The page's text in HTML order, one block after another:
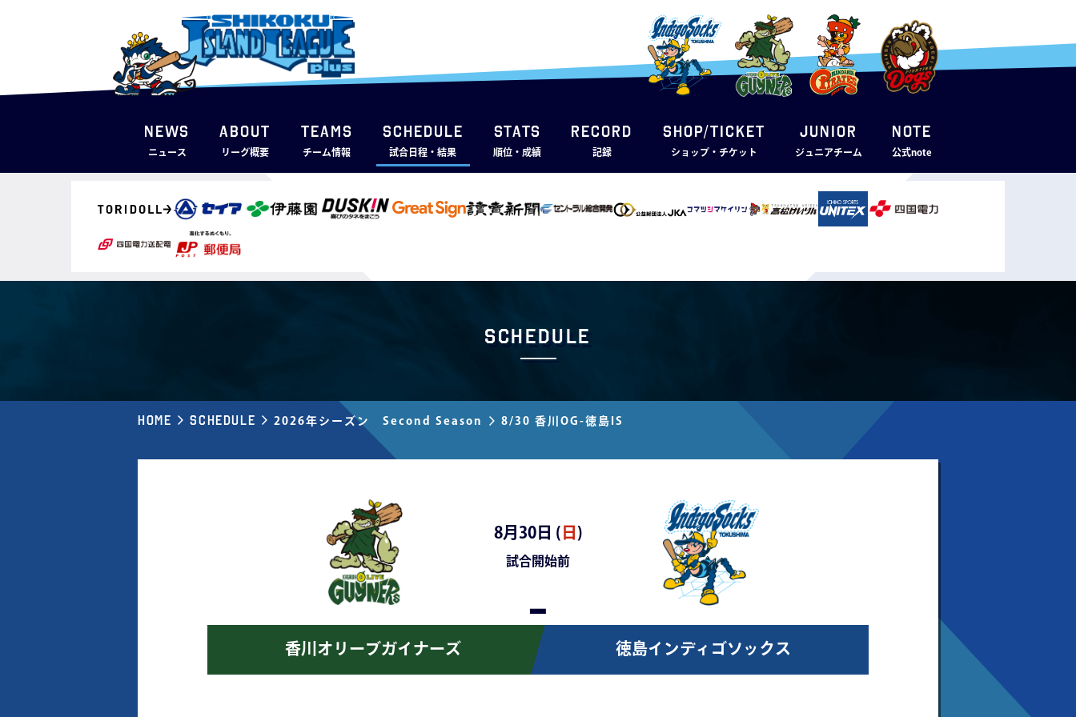
NEWS
ニュース
ABOUT
リーグ概要
TEAMS
チーム情報
SCHEDULE
試合日程・結果
STATS
順位・成績
RECORD
記録
SHOP/TICKET
ショップ・チケット
JUNIOR
ジュニアチーム
note
公式note
Schedule
Home Schedule 2026年シーズン Second Season 8/30 香川OG-徳島IS
8月30日 ( 日 )
試合開始前
-
香川オリーブガイナーズ 徳島インディゴソックス